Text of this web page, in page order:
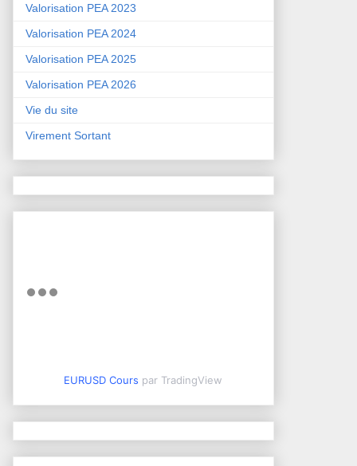
Valorisation PEA 2023
Valorisation PEA 2024
Valorisation PEA 2025
Valorisation PEA 2026
Vie du site
Virement Sortant
EURUSD Cours par TradingView